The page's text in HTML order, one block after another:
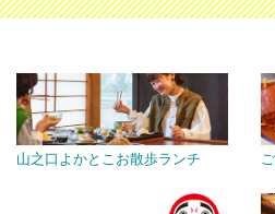
山之口よかとこお散歩ランチ